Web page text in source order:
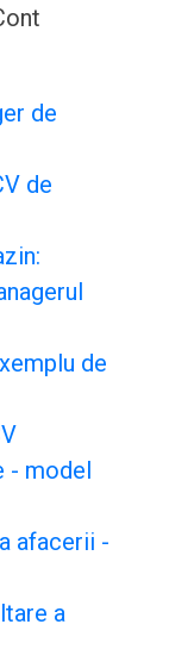
de
de
de
- model
afacerii -
a